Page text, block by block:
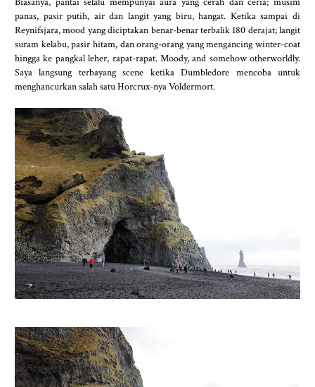
panas, pasir putih, air dan langit yang biru, hangat. Ketika sampai di
Reynifsjara, mood yang diciptakan benar-benar terbalik 180 derajat; langit
suram kelabu, pasir hitam, dan orang-orang yang mengancing winter-coat
hingga ke pangkal leher, rapat-rapat. Moody, and somehow otherworldly.
Saya langsung terbayang scene ketika Dumbledore mencoba untuk
menghancurkan salah satu Horcrux-nya Voldermort.